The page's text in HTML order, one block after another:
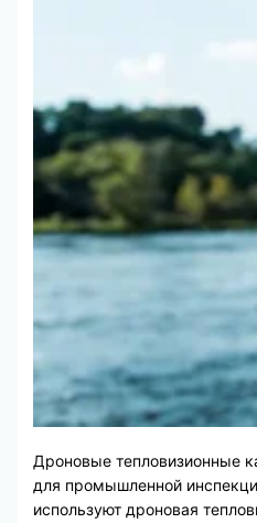
Дроновые тепловизионные
для промышленной
используют дроновая